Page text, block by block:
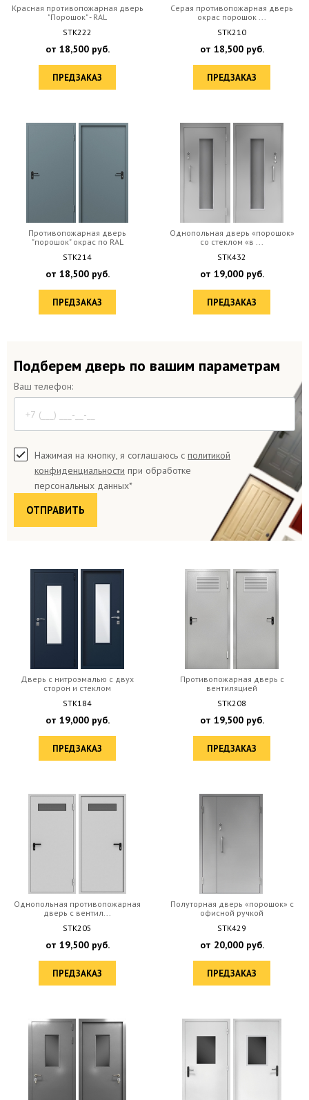
Красная противопожарная дверь
"Порошок" - RAL
STK222
от 18,500руб.
ПРЕДЗАКАЗ
Серая противопожарная дверь
окрас порошок ...
STK210
от 18,500руб.
ПРЕДЗАКАЗ
Противопожарная дверь
"порошок" окрас по RAL
STK214
от 18,500руб.
ПРЕДЗАКАЗ
Однопольная дверь «порошок»
со стеклом «в ...
STK432
от 19,000руб.
ПРЕДЗАКАЗ
Подберем дверь по вашим параметрам
Ваш телефон:
Нажимая на кнопку, я соглашаюсь с политикой
конфиденциальности при обработке
персональных данных*
Дверь с нитроэмалью с двух
сторон и стеклом
STK184
от 19,000руб.
ПРЕДЗАКАЗ
Противопожарная дверь с
вентиляцией
STK208
от 19,500руб.
ПРЕДЗАКАЗ
Однопольная противопожарная
дверь с вентил...
STK205
от 19,500руб.
ПРЕДЗАКАЗ
Полуторная дверь «порошок» с
офисной ручкой
STK429
от 20,000руб.
ПРЕДЗАКАЗ